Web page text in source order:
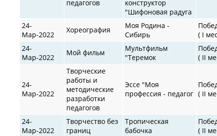
педагогов
конструктор
"Шифоновая радуга
24-
Мар-2022
Хореография
Моя Родина -
Сибирь
( I
24-
Мар-2022
Мой фильм
Мультфильм
"Теремок
( II
24-
Мар-2022
Творческие
работы и
методические
разработки
педагогов
Эссе "Моя
профессия - педагог ( II
24-
Мар-2022
Творчество без
границ
Тропическая
бабочка
( II